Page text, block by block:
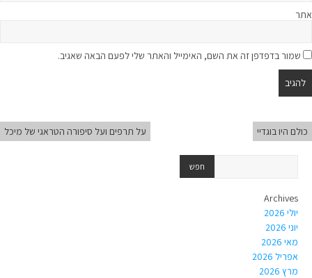
אתר
שמור בדפדפן זה את השם, האימייל והאתר שלי לפעם הבאה שאגיב.
כולם היו בוגדיי על תרפים ועל סיפורה הטראגי של מיכל
Archives
יולי 2026
יוני 2026
מאי 2026
אפריל 2026
מרץ 2026